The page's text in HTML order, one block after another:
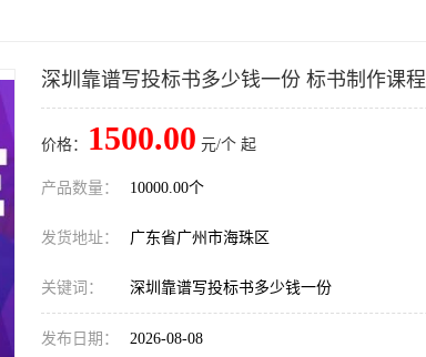
深圳靠谱写投标书多少钱一份 标书制作课程
价格： 1500.00 元/个 起
产品数量： 10000.00个
发货地址： 广东省广州市海珠区
关键词： 深圳靠谱写投标书多少钱一份
发布日期： 2026-08-08